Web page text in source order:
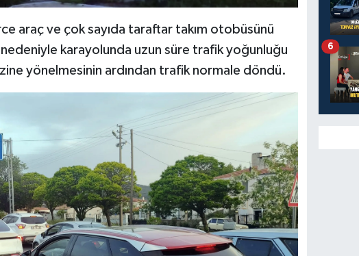
araç ve çok sayıda taraftar takım otobüsünü
karayolunda uzun süre trafik yoğunluğu
yönelmesinin ardından trafik normale döndü.
6